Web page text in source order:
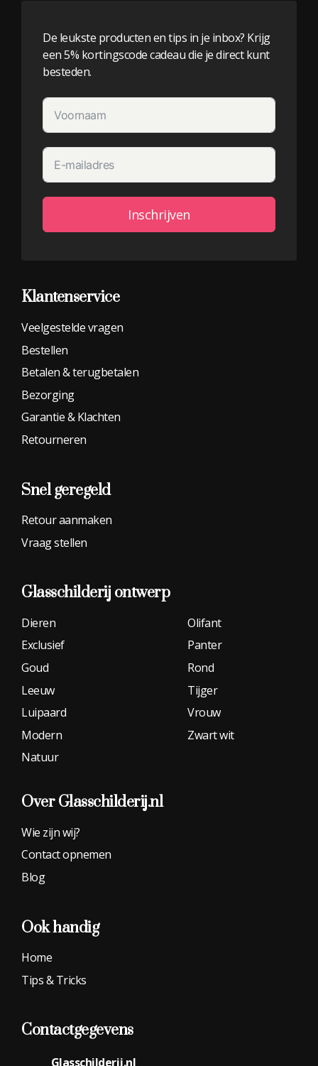
De leukste producten en tips in je inbox? Krijg
een 5% kortingscode cadeau die je direct kunt
besteden.
Inschrijven
Klantenservice
Veelgestelde vragen
Bestellen
Betalen & terugbetalen
Bezorging
Garantie & Klachten
Retourneren
Snel geregeld
Retour aanmaken
Vraag stellen
Glasschilderij ontwerp
Dieren
Exclusief
Goud
Leeuw
Luipaard
Modern
Natuur
Olifant
Panter
Rond
Tijger
Vrouw
Zwart wit
Over Glasschilderij.nl
Wie zijn wij?
Contact opnemen
Blog
Ook handig
Home
Tips & Tricks
Contactgegevens
Glasschilderij.nl